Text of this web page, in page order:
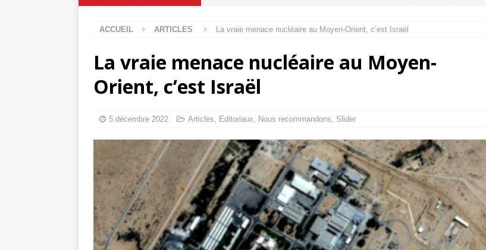
Alors que Trump annonce un « accord de paix » à Gaza, les Israéliens multiplie les
Les Israéliens se servent de la Cisjordanie comme d’une poubelle pour leurs déchets
toxiques[ 3 août 2026 ]
Capituler ou mourir : le « processus de paix » à Gaza et la propagande occidentale
ACCUEIL ARTICLES La vraie menace nucléaire au Moyen-Orient, c’est Israël
La vraie menace nucléaire au Moyen-
Orient, c’est Israël
5 décembre 2022 Articles, Editoriaux, Nous recommandons, Slider